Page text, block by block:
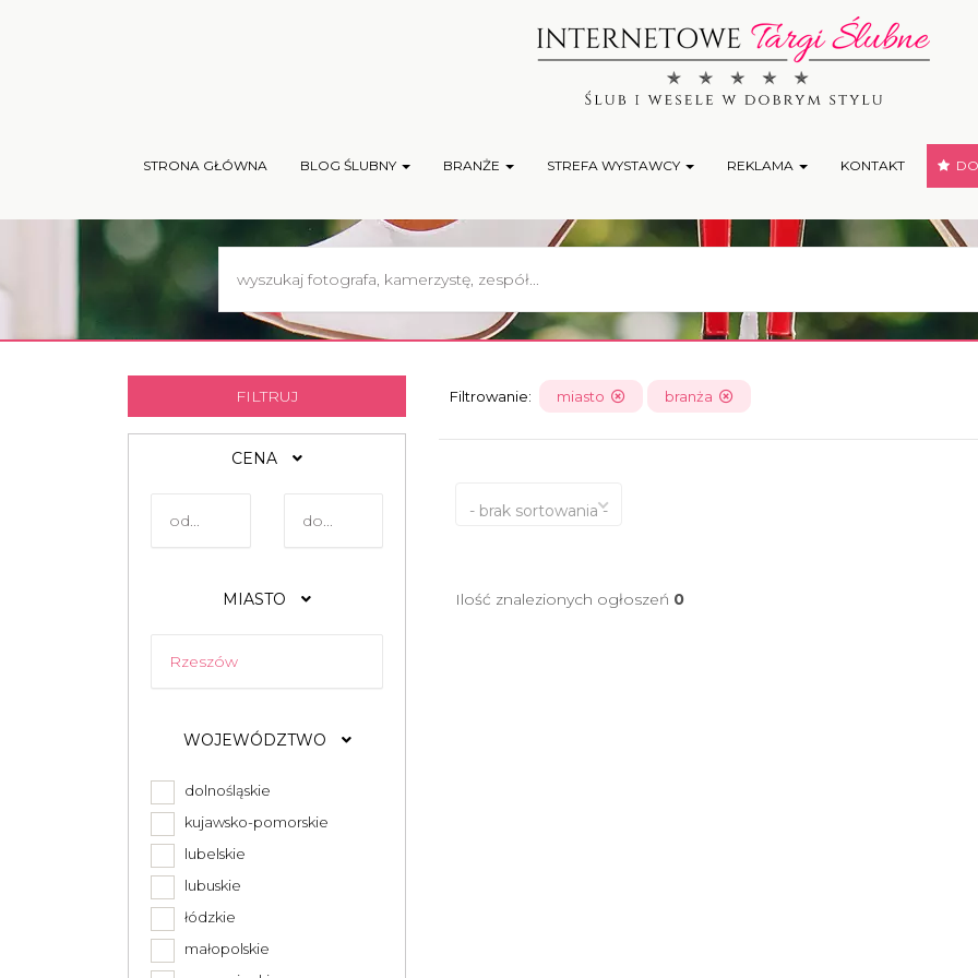
STRONA GŁÓWNA BLOG ŚLUBNY BRANŻE STREFA WYSTAWCY REKLAMA KONTAKT
FILTRUJ
CENA
MIASTO
WOJEWÓDZTWO
dolnośląskie
kujawsko-pomorskie
lubelskie
lubuskie
łódzkie
małopolskie
Filtrowanie: miasto branża
- brak sortowania -
Ilość znalezionych ogłoszeń 0